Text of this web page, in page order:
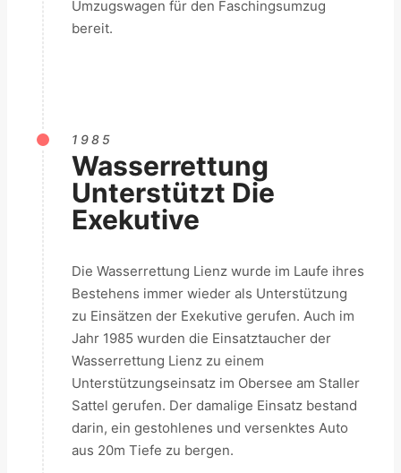
Umzugswagen für den Faschingsumzug
bereit.
1985
Wasserrettung
Unterstützt Die
Exekutive
Die Wasserrettung Lienz wurde im Laufe ihres
Bestehens immer wieder als Unterstützung
zu Einsätzen der Exekutive gerufen. Auch im
Jahr 1985 wurden die Einsatztaucher der
Wasserrettung Lienz zu einem
Unterstützungseinsatz im Obersee am Staller
Sattel gerufen. Der damalige Einsatz bestand
darin, ein gestohlenes und versenktes Auto
aus 20m Tiefe zu bergen.